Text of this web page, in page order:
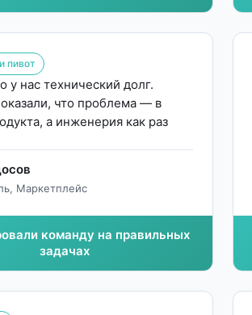
пивот
у нас технический долг.
что проблема — в
а инженерия как раз
Маркетплейс
команду на правильных
задачах